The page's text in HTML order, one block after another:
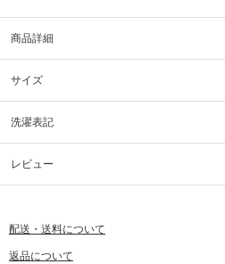
商品詳細
サイズ
洗濯表記
レビュー
配送・送料について
返品について